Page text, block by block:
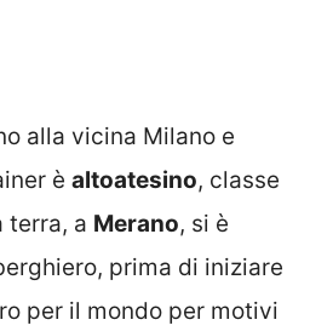
alla vicina Milano e
è altoatesino, classe
terra, a Merano, si è
prima di iniziare
per il mondo per motivi